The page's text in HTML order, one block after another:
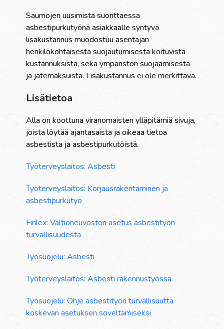
Saumojen uusimista suorittaessa
asbestipurkutyönä asiakkaalle syntyvä
lisäkustannus muodostuu asentajan
henkilökohtaisesta suojautumisesta koituvista
kustannuksista, sekä ympäristön suojaamisesta
ja jätemaksuista. Lisäkustannus ei ole merkittävä.
Lisätietoa
Alla on koottuna viranomaisten ylläpitämiä sivuja,
joista löytää ajantasaista ja oikeaa tietoa
asbestista ja asbestipurkutöistä.
Työterveyslaitos: Asbesti
Työterveyslaitos: Korjausrakentaminen ja
asbestipurkutyö
Finlex: Valtioneuvoston asetus asbestityön
turvallisuudesta
Työsuojelu: Asbesti
Työterveyslaitos: Asbesti rakennustyössä
Työsuojelu: Ohje asbestityön turvallisuutta
koskevan asetuksen soveltamiseksi